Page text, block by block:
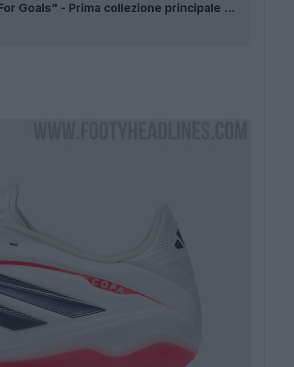
Lancio della collezione Adidas 2026 "Born For Goals" - Prima collezione principale 2026